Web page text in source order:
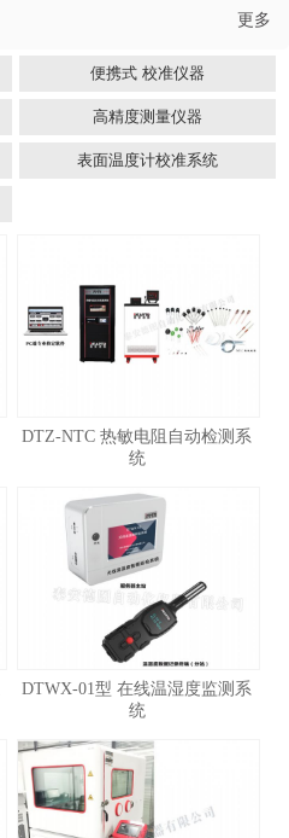
3 4
更多
便携式 校准仪器
高精度测量仪器
表面温度计校准系统
DTZ-NTC 热敏电阻自动检测系
统
DTWX-01型 在线温湿度监测系
统